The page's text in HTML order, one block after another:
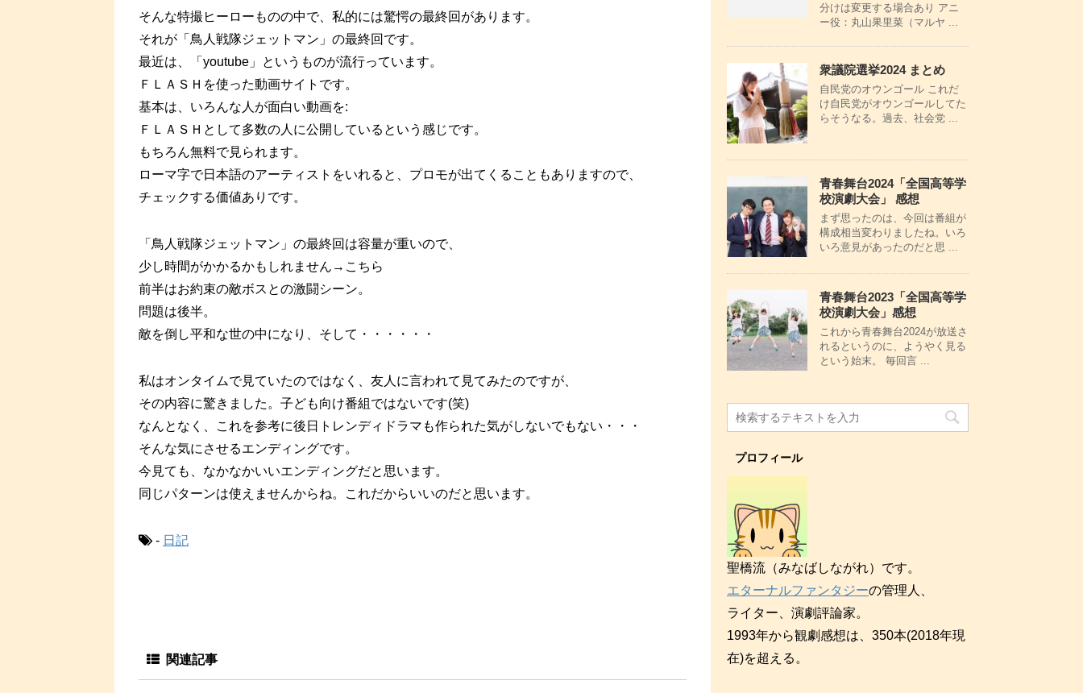
そんな特撮ヒーローものの中で、私的には驚愕の最終回があります。
それが「鳥人戦隊ジェットマン」の最終回です。
最近は、「youtube」というものが流行っています。
ＦＬＡＳＨを使った動画サイトです。
基本は、いろんな人が面白い動画を:
ＦＬＡＳＨとして多数の人に公開しているという感じです。
もちろん無料で見られます。
ローマ字で日本語のアーティストをいれると、プロモが出てくることもありますので、
チェックする価値ありです。
「鳥人戦隊ジェットマン」の最終回は容量が重いので、
少し時間がかかるかもしれません→こちら
前半はお約束の敵ボスとの激闘シーン。
問題は後半。
敵を倒し平和な世の中になり、そして・・・・・・
私はオンタイムで見ていたのではなく、友人に言われて見てみたのですが、
その内容に驚きました。子ども向け番組ではないです(笑)
なんとなく、これを参考に後日トレンディドラマも作られた気がしないでもない・・・
そんな気にさせるエンディングです。
今見ても、なかなかいいエンディングだと思います。
同じパターンは使えませんからね。これだからいいのだと思います。
- 日記
関連記事
分けは変更する場合あり アニ
ー役：丸山果里菜（マルヤ ...
衆議院選挙2024 まとめ
自民党のオウンゴール これだ
け自民党がオウンゴールしてた
らそうなる。過去、社会党 ...
青春舞台2024「全国高等学
校演劇大会」 感想
まず思ったのは、今回は番組が
構成相当変わりましたね。いろ
いろ意見があったのだと思 ...
青春舞台2023「全国高等学
校演劇大会」感想
これから青春舞台2024が放送さ
れるというのに、ようやく見る
という始末。 毎回言 ...
プロフィール
聖橋流（みなばしながれ）です。
エターナルファンタジーの管理人、
ライター、演劇評論家。
1993年から観劇感想は、350本(2018年現
在)を超える。